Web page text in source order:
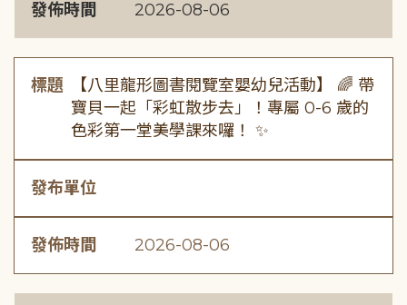
發佈時間 2026-08-06
標題
【八里龍形圖書閱覽室嬰幼兒活動】 🌈 帶
寶貝一起「彩虹散步去」！專屬 0-6 歲的
色彩第一堂美學課來囉！ ✨
發布單位
發佈時間 2026-08-06